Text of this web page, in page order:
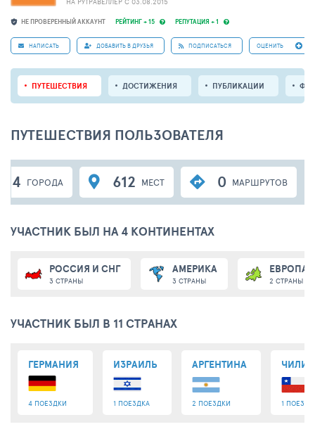
НЕ ПРОВЕРЕННЫЙ АККАУНТ РЕЙТИНГ + 15 РЕПУТАЦИЯ + 1
НАПИСАТЬ ДОБАВИТЬ В ДРУЗЬЯ ПОДПИСАТЬСЯ ОЦЕНИТЬ
ПУТЕШЕСТВИЯ ДОСТИЖЕНИЯ ПУБЛИКАЦИИ
ПУТЕШЕСТВИЯ ПОЛЬЗОВАТЕЛЯ
24 ГОРОДА 612 МЕСТ 0 МАРШРУТОВ
УЧАСТНИК БЫЛ НА 4 КОНТИНЕНТАХ
РОССИЯ И СНГ
3 СТРАНЫ
АМЕРИКА
3 СТРАНЫ
ЕВРОПА
2 СТРАНЫ
УЧАСТНИК БЫЛ В 11 СТРАНАХ
ГЕРМАНИЯ
4 ПОЕЗДКИ
ИЗРАИЛЬ
1 ПОЕЗДКА
АРГЕНТИНА
2 ПОЕЗДКИ
ЧИЛИ
1